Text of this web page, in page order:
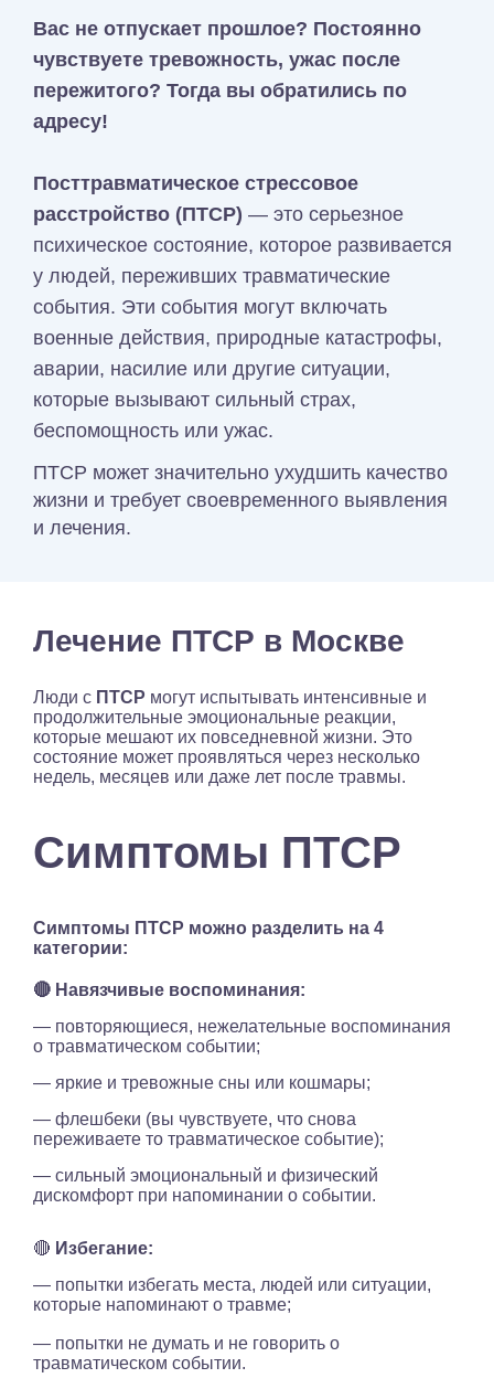
Вас не отпускает прошлое? Постоянно
чувствуете тревожность, ужас после
пережитого? Тогда вы обратились по
адресу!
Посттравматическое стрессовое
расстройство (ПТСР) — это серьезное
психическое состояние, которое развивается
у людей, переживших травматические
события. Эти события могут включать
военные действия, природные катастрофы,
аварии, насилие или другие ситуации,
которые вызывают сильный страх,
беспомощность или ужас.
ПТСР может значительно ухудшить качество
жизни и требует своевременного выявления
и лечения.
Лечение ПТСР в Москве
Люди с ПТСР могут испытывать интенсивные и
продолжительные эмоциональные реакции,
которые мешают их повседневной жизни. Это
состояние может проявляться через несколько
недель, месяцев или даже лет после травмы.
Симптомы ПТСР
Симптомы ПТСР можно разделить на 4
категории:
🔴 Навязчивые воспоминания:
— повторяющиеся, нежелательные воспоминания
о травматическом событии;
— яркие и тревожные сны или кошмары;
— флешбеки (вы чувствуете, что снова
переживаете то травматическое событие);
— сильный эмоциональный и физический
дискомфорт при напоминании о событии.
🔴 Избегание:
— попытки избегать места, людей или ситуации,
которые напоминают о травме;
— попытки не думать и не говорить о
травматическом событии.